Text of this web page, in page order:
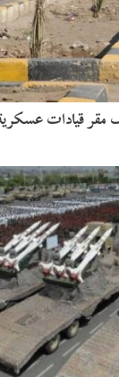
مقر قيادات